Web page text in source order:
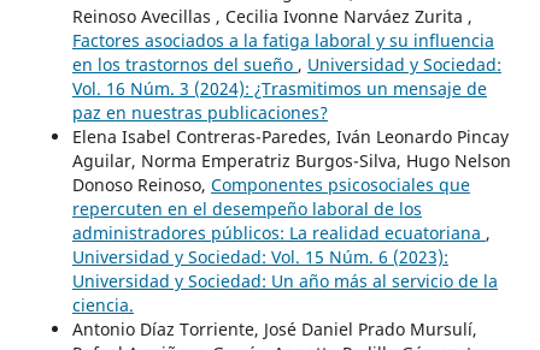
Reinoso Avecillas , Cecilia Ivonne Narváez Zurita ,
Factores asociados a la fatiga laboral y su influencia
en los trastornos del sueño , Universidad y Sociedad:
Vol. 16 Núm. 3 (2024): ¿Trasmitimos un mensaje de
paz en nuestras publicaciones?
Elena Isabel Contreras-Paredes, Iván Leonardo Pincay
Aguilar, Norma Emperatriz Burgos-Silva, Hugo Nelson
Donoso Reinoso, Componentes psicosociales que
repercuten en el desempeño laboral de los
administradores públicos: La realidad ecuatoriana ,
Universidad y Sociedad: Vol. 15 Núm. 6 (2023):
Universidad y Sociedad: Un año más al servicio de la
ciencia.
Antonio Díaz Torriente, José Daniel Prado Mursulí,